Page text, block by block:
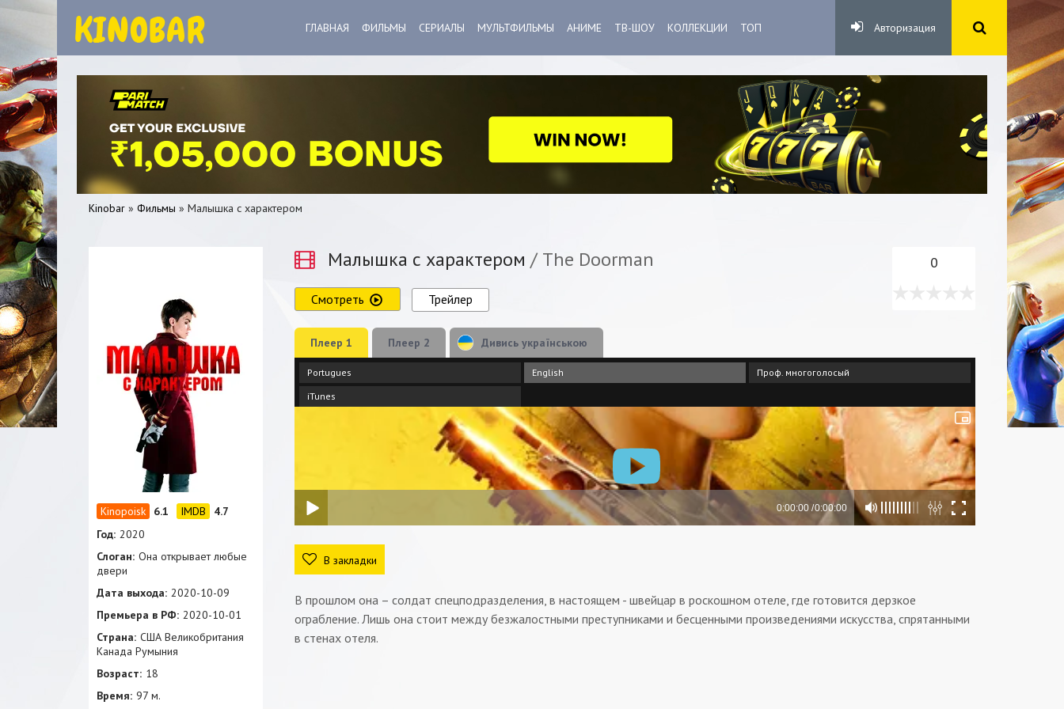
ГЛАВНАЯ ФИЛЬМЫ СЕРИАЛЫ МУЛЬТФИЛЬМЫ АНИМЕ ТВ-ШОУ КОЛЛЕКЦИИ ТОП Авторизация
Kinobar » Фильмы » Малышка с характером
Малышка с характером / The Doorman 0
0
1 Смотреть Трейлер
Плеер 1 Плеер 2 Дивись українською
Portugues English
Проф. многоголосый
iTunes
В закладки
В прошлом она – солдат спецподразделения, в настоящем - швейцар в роскошном отеле, где готовится дерзкое
ограбление. Лишь она стоит между безжалостными преступниками и бесценными произведениями искусства, спрятанными
в стенах отеля.
6.1
4.7
Год: 2020
Слоган: Она открывает любые
двери
Дата выхода: 2020-10-09
Премьера в РФ: 2020-10-01
Страна: США Великобритания
Канада Румыния
Возраст: 18
Время: 97 м.